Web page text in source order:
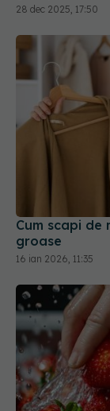
28 dec 2025, 17:50
Cum scapi de
groase
16 ian 2026, 11:35